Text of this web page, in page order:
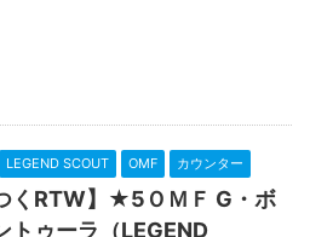
LEGEND SCOUT OMF カウンター
くRTW】★5ＯＭＦ G・ボ
トゥーラ（LEGEND